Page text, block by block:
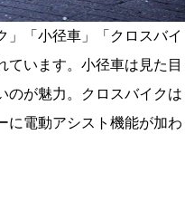
」「小径車」「クロスバイ
ています。小径車は見た目
のが魅力。クロスバイクは
に電動アシスト機能が加わ